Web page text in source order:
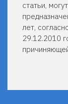
статьи,
лет,
29.12.2010